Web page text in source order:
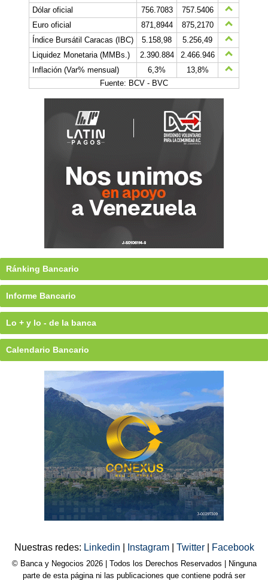
Dólar oficial
756.7083
757.5406
Euro oficial
871,8944
875,2170
Índice Bursátil Caracas (IBC)
5.158,98
5.256,49
Liquidez Monetaria (MMBs.)
2.390.884
2.466.946
Inflación (Var% mensual)
6,3%
13,8%
Fuente: BCV - BVC
Ránking Bancario
Informe Bancario
Lo + y lo - de la banca
Calendario Bancario
Nuestras redes: Linkedin Instagram Twitter Facebook
© Banca y Negocios 2026 | Todos los Derechos Reservados | Ninguna
parte de esta página ni las publicaciones que contiene podrá ser